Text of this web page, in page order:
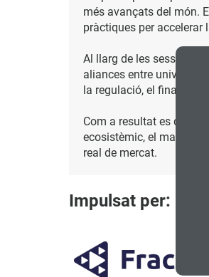
més avançats del món.
pràctiques per accelerar
Al llarg de les sessions,
aliances entre
la regulació, el
Com a resultat es
ecosistèmic, el mapa
real de mercat.
Impulsat per: